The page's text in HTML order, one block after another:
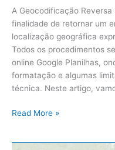
A Geocodificação
finalidade de retornar um
localização geográfica
Todos os procedimentos
online Google Planilhas,
formatação e algumas
técnica. Neste artigo,
Read More »